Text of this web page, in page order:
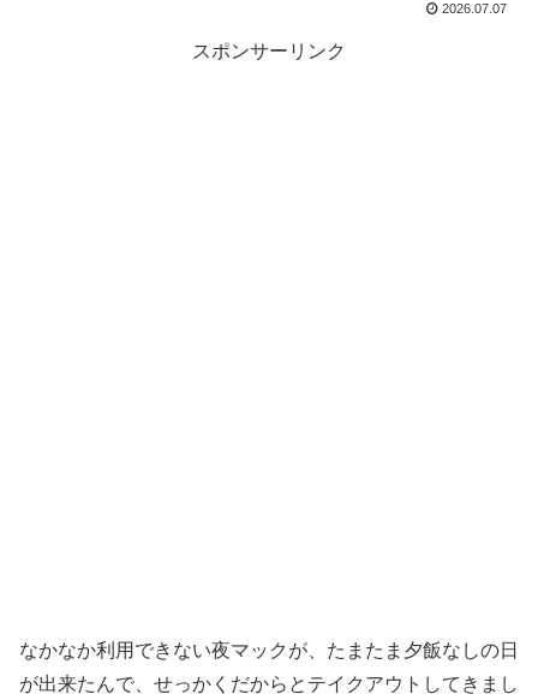
2026.07.07
スポンサーリンク
なかなか利用できない夜マックが、たまたま夕飯なしの日
が出来たんで、せっかくだからとテイクアウトしてきまし